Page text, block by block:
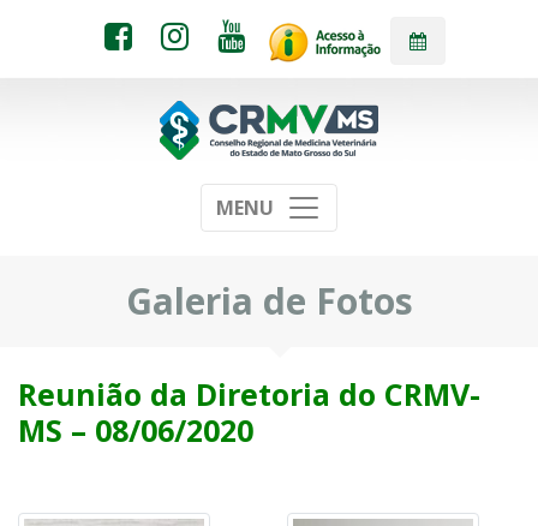
MENU
Galeria de Fotos
Reunião da Diretoria do CRMV-
MS – 08/06/2020